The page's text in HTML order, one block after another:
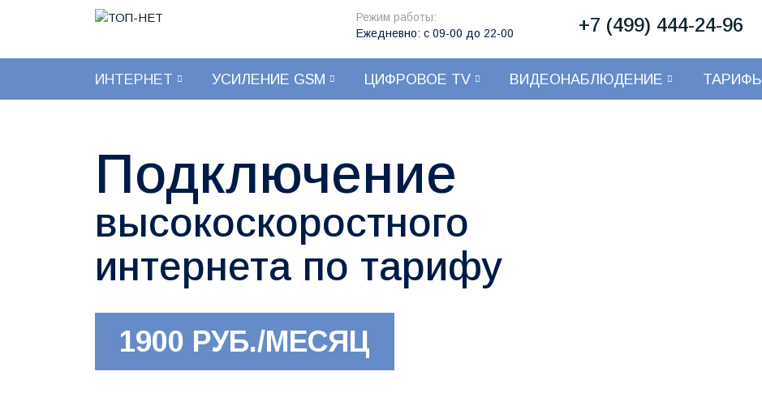
Режим работы:
Ежедневно: с 09-00 до 22-00
+7 (499) 444-24-96
ИНТЕРНЕТ УСИЛЕНИЕ GSM ЦИФРОВОЕ TV ВИДЕОНАБЛЮДЕНИЕ ТАРИФЫ
Подключение
высокоскоростного
интернета по тарифу
1900 РУБ./МЕСЯЦ